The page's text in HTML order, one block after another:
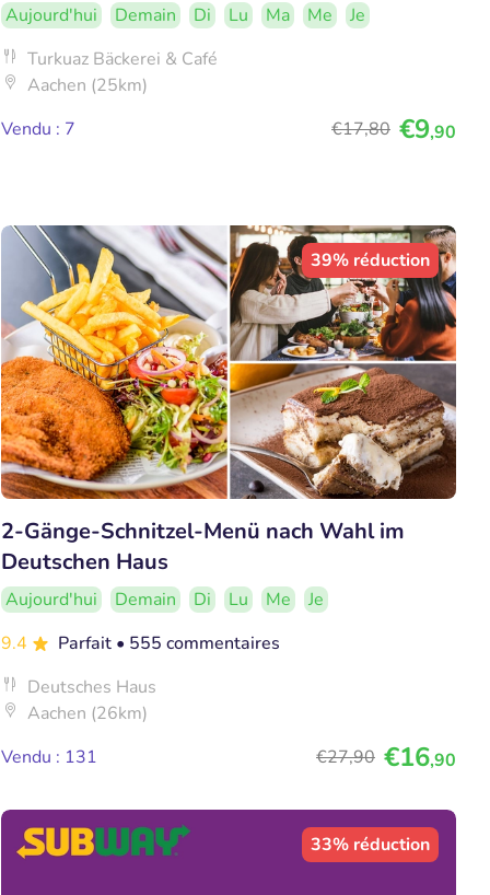
Aujourd'hui Demain Di Lu Ma Me
Je
Turkuaz Bäckerei & Café
Aachen (25km)
Vendu : 7
€17,80 €9,90
39% réduction
2-Gänge-Schnitzel-Menü nach Wahl im
Deutschen Haus
Aujourd'hui Demain Di Lu Me
Je
9.4
Parfait • 555 commentaires
Deutsches Haus
Aachen (26km)
Vendu : 131
€27,90 €16,90
33% réduction